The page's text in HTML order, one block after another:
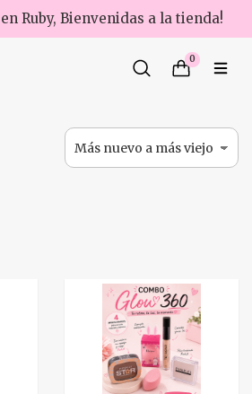
Ruby, Bienvenidas a la tienda!
0